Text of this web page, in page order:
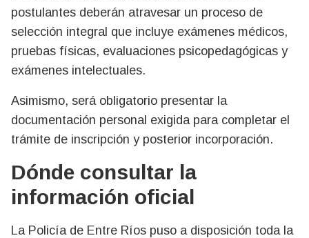
postulantes deberán atravesar un proceso de
selección integral que incluye exámenes médicos,
pruebas físicas, evaluaciones psicopedagógicas y
exámenes intelectuales.
Asimismo, será obligatorio presentar la
documentación personal exigida para completar el
trámite de inscripción y posterior incorporación.
Dónde consultar la
información oficial
La Policía de Entre Ríos puso a disposición toda la